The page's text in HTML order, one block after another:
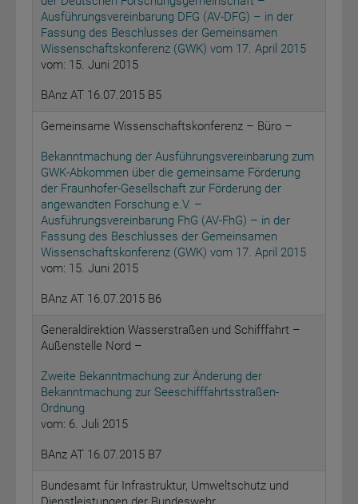
Ausführungsvereinbarung DFG (AV-DFG) – in der
Fassung des Beschlusses der Gemeinsamen
Wissenschaftskonferenz (GWK) vom 17. April 2015
vom: 15. Juni 2015
BAnz AT 16.07.2015 B5
Gemeinsame Wissenschaftskonferenz – Büro –
Bekanntmachung der Ausführungsvereinbarung zum
GWK-Abkommen über die gemeinsame Förderung
der Fraunhofer-Gesellschaft zur Förderung der
angewandten Forschung e.V. –
Ausführungsvereinbarung FhG (AV-FhG) – in der
Fassung des Beschlusses der Gemeinsamen
Wissenschaftskonferenz (GWK) vom 17. April 2015
vom: 15. Juni 2015
BAnz AT 16.07.2015 B6
Generaldirektion Wasserstraßen und Schifffahrt –
Außenstelle Nord –
Zweite Bekanntmachung zur Änderung der
Bekanntmachung zur Seeschifffahrtsstraßen-
Ordnung
vom: 6. Juli 2015
BAnz AT 16.07.2015 B7
Bundesamt für Infrastruktur, Umweltschutz und